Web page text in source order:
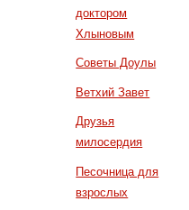
доктором
Хлыновым
Советы Доулы
Ветхий Завет
Друзья
милосердия
Песочница для
взрослых